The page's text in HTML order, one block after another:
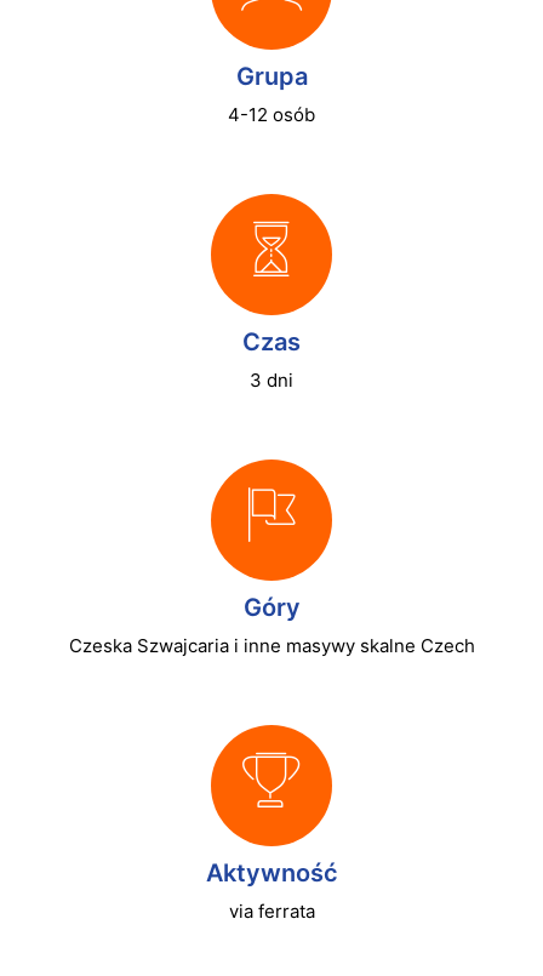
Grupa
4-12 osób
Czas
3 dni
Góry
Czeska Szwajcaria i inne masywy skalne Czech
Aktywność
via ferrata